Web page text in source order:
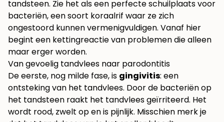
tandsteen. Zie het als een perfecte schuilplaats voor
bacteriën, een soort koraalrif waar ze zich
ongestoord kunnen vermenigvuldigen. Vanaf hier
begint een kettingreactie van problemen die alleen
maar erger worden.
Van gevoelig tandvlees naar parodontitis
De eerste, nog milde fase, is gingivitis: een
ontsteking van het tandvlees. Door de bacteriën op
het tandsteen raakt het tandvlees geïrriteerd. Het
wordt rood, zwelt op en is pijnlijk. Misschien merk je